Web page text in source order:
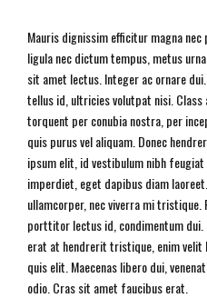
Mauris dignissim efficitur magna
ligula nec dictum tempus, metus
sit amet lectus. Integer ac ornare
tellus id, ultricies volutpat nisi.
torquent per conubia nostra, per
quis purus vel aliquam. Donec
ipsum elit, id vestibulum nibh
imperdiet, eget dapibus diam
ullamcorper, nec viverra mi tristique.
porttitor lectus id, condimentum dui.
erat at hendrerit tristique, enim velit
quis elit. Maecenas libero dui,
odio. Cras sit amet faucibus erat.